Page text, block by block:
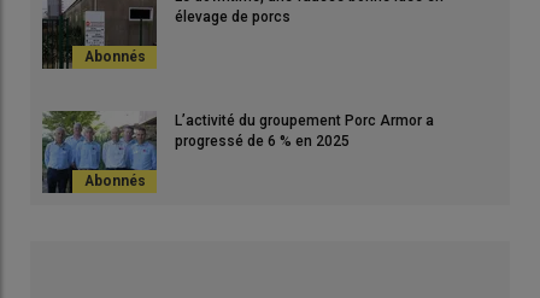
élevage de porcs
L’activité du groupement Porc Armor a
progressé de 6 % en 2025